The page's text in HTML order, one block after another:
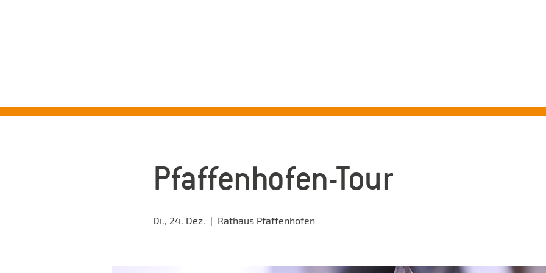
Pfaffenhofen-Tour
Di., 24. Dez.
  |
Rathaus Pfaffenhofen